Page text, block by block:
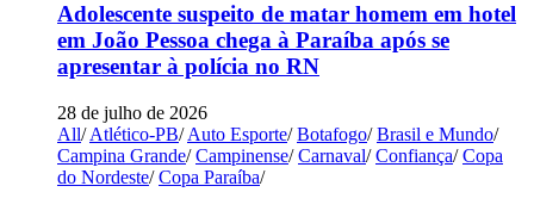
Adolescente suspeito de matar homem em hotel
em João Pessoa chega à Paraíba após se
apresentar à polícia no RN
28 de julho de 2026
All/ Atlético-PB/ Auto Esporte/ Botafogo/ Brasil e Mundo/
Campina Grande/ Campinense/ Carnaval/ Confiança/ Copa
do Nordeste/ Copa Paraíba/